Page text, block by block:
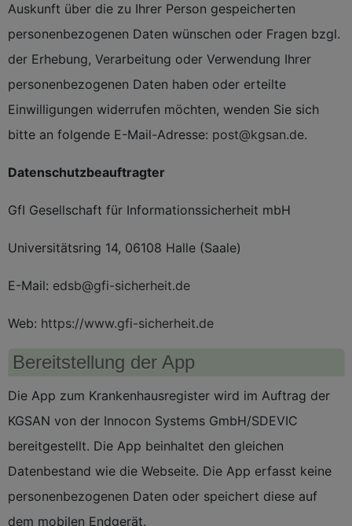
Auskunft über die zu Ihrer Person gespeicherten
personenbezogenen Daten wünschen oder Fragen bzgl.
der Erhebung, Verarbeitung oder Verwendung Ihrer
personenbezogenen Daten haben oder erteilte
Einwilligungen widerrufen möchten, wenden Sie sich
bitte an folgende E-Mail-Adresse: post@kgsan.de.
Datenschutzbeauftragter
GfI Gesellschaft für Informationssicherheit mbH
Universitätsring 14, 06108 Halle (Saale)
E-Mail: edsb@gfi-sicherheit.de
Web: https://www.gfi-sicherheit.de
Bereitstellung der App
Die App zum Krankenhausregister wird im Auftrag der
KGSAN von der Innocon Systems GmbH/SDEVIC
bereitgestellt. Die App beinhaltet den gleichen
Datenbestand wie die Webseite. Die App erfasst keine
personenbezogenen Daten oder speichert diese auf
dem mobilen Endgerät.